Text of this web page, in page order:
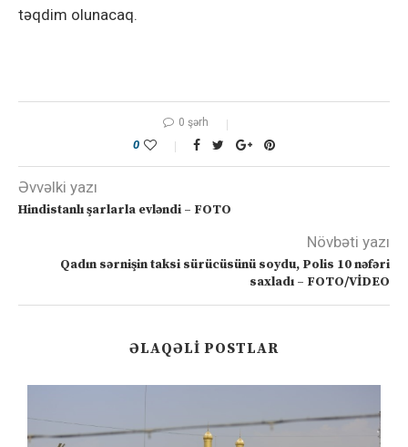
təqdim olunacaq.
0 şərh
0
Əvvəlki yazı
Hindistanlı şarlarla evləndi – FOTO
Növbəti yazı
Qadın sərnişin taksi sürücüsünü soydu, Polis 10 nəfəri
saxladı – FOTO/VİDEO
ƏLAQƏLI POSTLAR